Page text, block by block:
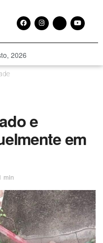
2026
e
em
min